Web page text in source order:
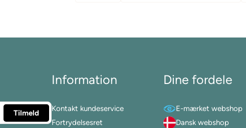
Information
Kontakt kundeservice
Fortrydelsesret
Dine fordele
E-mærket webshop
Dansk webshop